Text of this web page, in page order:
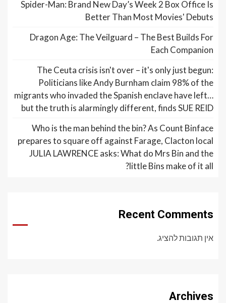
Spider-Man: Brand New Day’s Week 2 Box Office Is
Better Than Most Movies' Debuts
Dragon Age: The Veilguard – The Best Builds For
Each Companion
The Ceuta crisis isn't over – it's only just begun:
Politicians like Andy Burnham claim 98% of the
migrants who invaded the Spanish enclave have left…
but the truth is alarmingly different, finds SUE REID
Who is the man behind the bin? As Count Binface
prepares to square off against Farage, Clacton local
JULIA LAWRENCE asks: What do Mrs Bin and the
little Bins make of it all?
Recent Comments
אין תגובות להציג.
Archives